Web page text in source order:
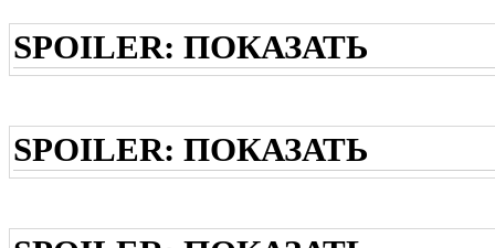
SPOILER: ПОКАЗАТЬ
SPOILER: ПОКАЗАТЬ